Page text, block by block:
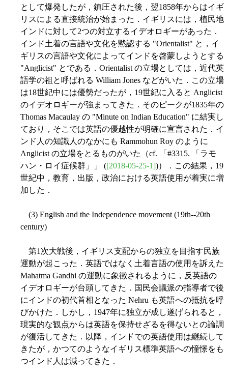
として爆発したが，鎮圧された後，翌1858年からはイギ
リスによる直接統治が始まった．イギリスには，植民地
インドに対して2つの対立するイデオロギーがあった．
インド土着の言語や文化を黙認する "Orientalist" と，イ
ギリスの言語や文化によってインドを啓蒙しようとする
"Anglicist" とである．Orientalist の立場としては，近代英
語学の祖と呼ばれる William Jones などがいた．この立場
は18世紀中には優勢だったが，19世紀に入ると Anglicist
のイデオロギーが強まってきた．そのピークが1835年の
Thomas Macaulay の "Minute on Indian Education" に結実し
ており，そこでは英語の優越性が明確に宣言された．イ
ンド人の知識人のなかにも Rammohun Roy のように
Anglicist の立場をとるものがいた（cf. 「#3315. 「ラモ
ハン・ロイ症候群」」 ([2018-05-25-1])）．この結果，19
世紀中，教育，出版，政治における英語使用が着実に増
加した．
(3) English and the Independence movement (19th--20th
century)
第1次大戦後，イギリス支配からの独立を目指す民族
運動が起こった．英語ではなく土着言語の使用を訴えた
Mahatma Gandhi の運動に象徴されるように，反英語の
イデオロギーが台頭してきた．国民会議派の指導者で後
にインドの初代首相となった Nehru も英語への抵抗を呼
びかけた．しかし，1947年に独立が成し遂げられると，
現実的な観点からは英語を保持せざるを得ないとの論調
が復活してきた．以降，インドでの英語使用は継続して
きたが，かつてのようなイギリス標準英語への憧憬をも
つインド人は減ってきた．